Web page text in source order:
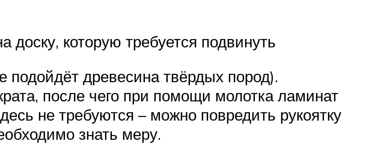
которую требуется подвинуть
древесина твёрдых пород).
после чего при помощи молотка ламинат
не требуются – можно повредить рукоятку
знать меру.